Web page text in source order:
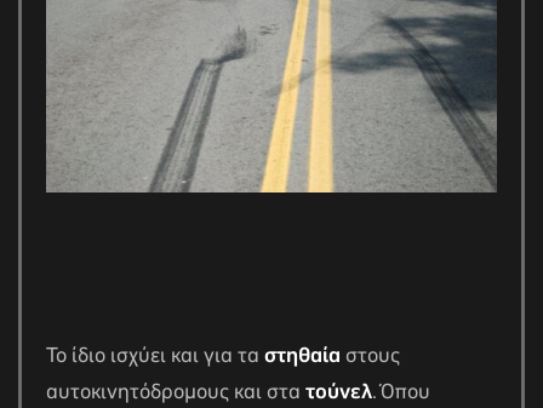
Το ίδιο ισχύει και για τα στηθαία στους
αυτοκινητόδρομους και στα τούνελ. Όπου